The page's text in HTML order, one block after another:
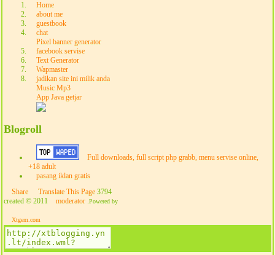
Home
about me
guestbook
chat
Pixel banner generator
facebook servise
Text Generator
Wapmaster
jadikan site ini milik anda
Music Mp3
App Java getjar
Blogroll
Full downloads, full script php grabb, menu servise online,
+18 adult
pasang iklan gratis
Share
Translate This Page 3794
created © 2011
moderator Powered by
Xtgem.com